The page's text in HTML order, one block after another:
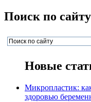
Поиск по сайту
Новые
Микропластик:
здоровью